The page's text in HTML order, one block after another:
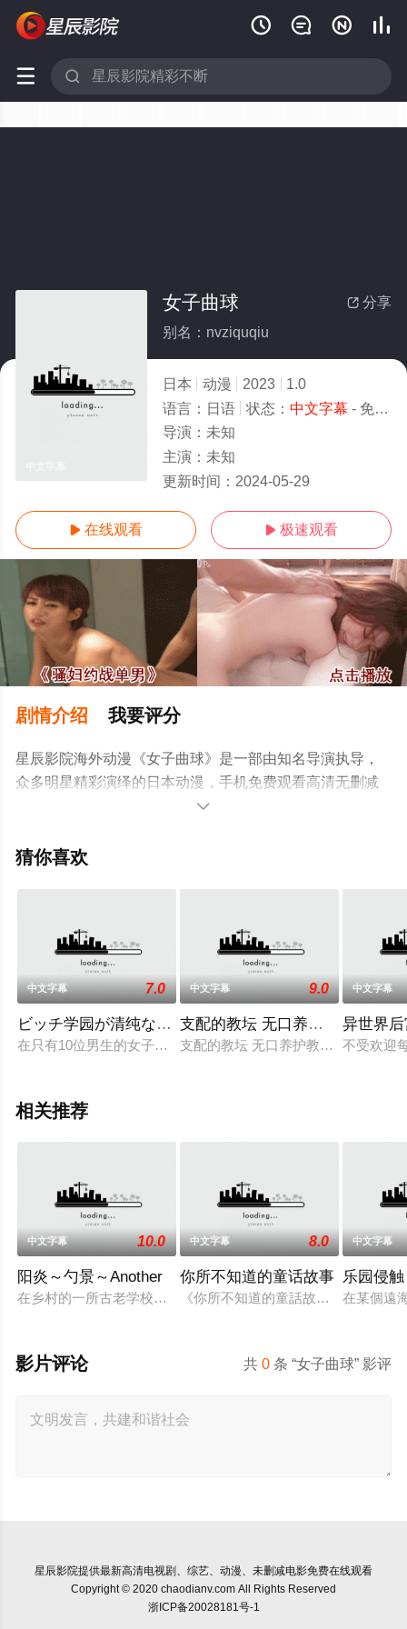
   
 
 分享
女子曲球
别名：nvziquqiu
日本 动漫 2023
1.0
语言： 日语 状态： 中文字幕 - 免费观看
导演： 未知
主演： 未知
更新时间： 2024-05-29
 在线观看  极速观看
剧情介绍 我要评分
星辰影院海外动漫《女子曲球》是一部由知名导演执导，
众多明星精彩演绎的日本动漫，手机免费观看高清无删减
完整版动漫全集就上星辰电影网，更多相关信息可移步至

猜你喜欢
中文字幕 7.0
ビッチ学园が清纯なはずがないっ！！？ The Animation
在只有10位男生的女子学校，主人公八朔在身体检查时被扒光
中文字幕 9.0
支配的教坛 无口养护教谕・安娜
支配的教坛 无口养护教谕・安娜～破
中文字幕
异世界
不受欢迎
相关推荐
中文字幕 10.0
阳炎～勺景～Another
在乡村的一所古老学校建筑中，雾岛枫被发现死亡。 她儿时的
中文字幕 8.0
你所不知道的童话故事
《你所不知道的童話故事》結合玩
中文字幕
乐园侵触
在某個遠
共0 条 “女子曲球” 影评
影片评论
星辰影院提供最新高清电视剧、综艺、动漫、未删减电影免费在线观看
Copyright © 2020 chaodianv.com All Rights Reserved
浙ICP备20028181号-1